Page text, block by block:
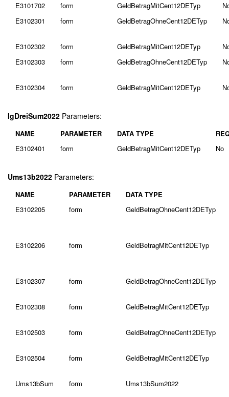
E3101702 form GeldBetragMitCent12DETyp
E3102301
form GeldBetragOhneCent12DETyp
E3102302 form GeldBetragMitCent12DETyp
E3102303
form GeldBetragOhneCent12DETyp
E3102304 form GeldBetragMitCent12DETyp
IgDreiSum2022 Parameters:
NAME PARAMETER DATA TYPE
E3102401
form GeldBetragMitCent12DETyp No
Ums13b2022 Parameters:
NAME PARAMETER
DATA TYPE
E3102205
form GeldBetragOhneCent12DETyp
E3102206 form GeldBetragMitCent12DETyp
E3102307 form GeldBetragOhneCent12DETyp
E3102308 form GeldBetragMitCent12DETyp
E3102503 form GeldBetragOhneCent12DETyp
E3102504 form GeldBetragMitCent12DETyp
Ums13bSum form Ums13bSum2022